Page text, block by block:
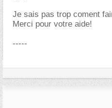
Je sais pas trop coment
Merci pour votre aide!
-----